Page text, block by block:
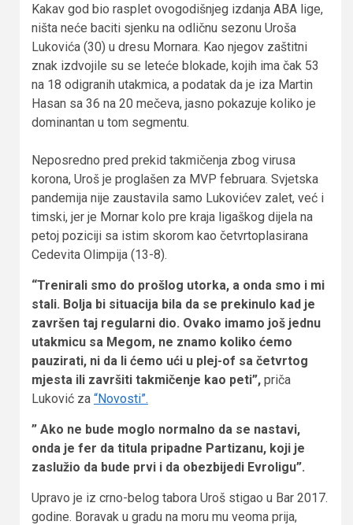
Kakav god bio rasplet ovogodišnjeg izdanja ABA lige,
ništa neće baciti sjenku na odličnu sezonu Uroša
Lukovića (30) u dresu Mornara. Kao njegov zaštitni
znak izdvojile su se leteće blokade, kojih ima čak 53
na 18 odigranih utakmica, a podatak da je iza Martin
Hasan sa 36 na 20 mečeva, jasno pokazuje koliko je
dominantan u tom segmentu.
Neposredno pred prekid takmičenja zbog virusa
korona, Uroš je proglašen za MVP februara. Svjetska
pandemija nije zaustavila samo Lukovićev zalet, već i
timski, jer je Mornar kolo pre kraja ligaškog dijela na
petoj poziciji sa istim skorom kao četvrtoplasirana
Cedevita Olimpija (13-8).
“Trenirali smo do prošlog utorka, a onda smo i mi
stali. Bolja bi situacija bila da se prekinulo kad je
završen taj regularni dio. Ovako imamo još jednu
utakmicu sa Megom, ne znamo koliko ćemo
pauzirati, ni da li ćemo ući u plej-of sa četvrtog
mjesta ili završiti takmičenje kao peti”, priča
Luković za “Novosti”.
” Ako ne bude moglo normalno da se nastavi,
onda je fer da titula pripadne Partizanu, koji je
zaslužio da bude prvi i da obezbijedi Evroligu”.
Upravo je iz crno-belog tabora Uroš stigao u Bar 2017.
godine. Boravak u gradu na moru mu veoma prija,